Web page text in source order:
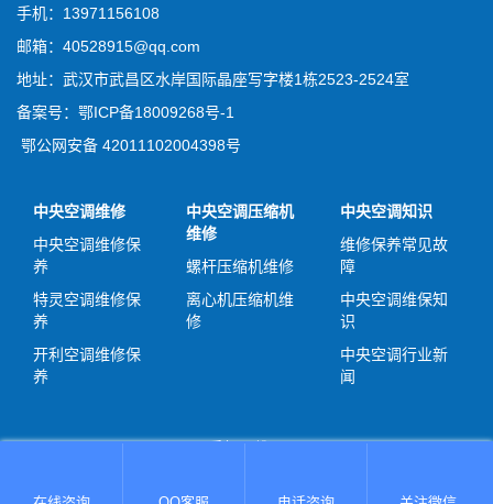
手机：13971156108
邮箱：40528915@qq.com
地址：武汉市武昌区水岸国际晶座写字楼1栋2523-2524室
备案号： 鄂ICP备18009268号-1
鄂公网安备 42011102004398号
中央空调维修
中央空调维修保
养
特灵空调维修保
养
开利空调维修保
养
中央空调压缩机
维修
螺杆压缩机维修
离心机压缩机维
修
中央空调知识
维修保养常见故
障
中央空调维保知
识
中央空调行业新
闻
手机二维码